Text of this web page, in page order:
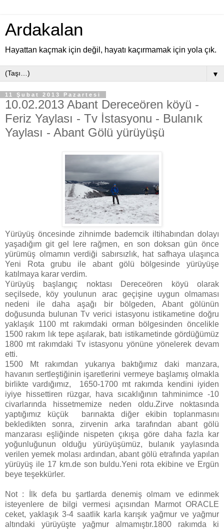
Ardakalan
Hayattan kaçmak için değil, hayatı kaçırmamak için yola çık.
▼
11 Şubat 2013 Pazartesi
10.02.2013 Abant Dereceören köyü -
Feriz Yaylası - Tv İstasyonu - Bulanık
Yaylası - Abant Gölü yürüyüşü
Yürüyüş öncesinde zihnimde bademcik iltihabından dolayı
yaşadığım git gel lere rağmen, en son doksan gün önce
yürümüş olmamın verdiği sabırsızlık, hat safhaya ulaşınca
Yeni Rota grubu ile abant gölü bölgesinde yürüyüşe
katılmaya karar verdim.
Yürüyüş başlangıç noktası Dereceören köyü olarak
seçilsede, köy youlunun arac geçişine uygun olmaması
nedeni ile daha aşağı bir bölgeden, Abant gölünün
doğusunda bulunan Tv verici istasyonu istikametine doğru
yaklaşık 1100 mt rakımdaki orman bölgesinden öncelikle
1500 rakım lık tepe aşılarak, batı istikametinde gördüğümüz
1800 mt rakımdaki Tv istasyonu yönüne yönelerek devam
etti.
1500 Mt rakımdan yukarıya baktığımız daki manzara,
havanın sertleştiğinin işaretlerini vermeye başlamış olmakla
birlikte vardığımız, 1650-1700 mt rakımda kendini iyiden
iyiye hissettiren rüzgar, hava sıcaklığının tahminimce -10
civarlarında hissetmemize neden oldu.Zirve noktasında
yaptığımız küçük barınakta diğer ekibin toplanmasını
bekledikten sonra, zirvenin arka tarafından abant gölü
manzarası eşliğinde nispeten çıkışa göre daha fazla kar
yoğunluğunun olduğu yürüyüşümüz, bulanık yaylasında
verilen yemek molası ardından, abant gölü etrafında yapılan
yürüyüş ile 17 km.de son buldu.Yeni rota ekibine ve Ergün
beye teşekkürler.
Not : İlk defa bu şartlarda denemiş olmam ve edinmek
isteyenlere de bilgi vermesi açısından Marmot ORACLE
ceket, yaklaşık 3-4 saatlik karla karışık yağmur ve yağmur
altındaki yürüyüşte yağmur almamıştır.1800 rakımda ki